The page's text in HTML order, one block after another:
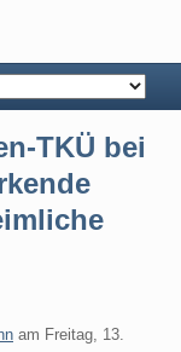
TKÜ bei
am Freitag, 13.